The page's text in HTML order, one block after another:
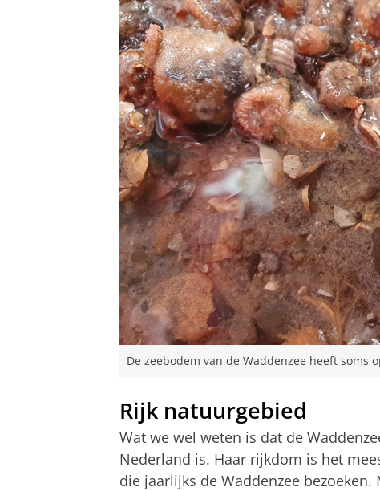
De zeebodem van de Waddenzee heeft soms
Rijk natuurgebied
Wat we wel weten is dat de
Nederland is. Haar rijkdom is het
die jaarlijks de Waddenzee